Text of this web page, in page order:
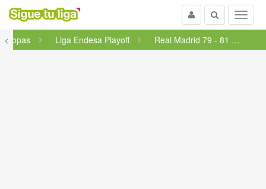
Menu
Buscar
Usuario
<Copas Liga Endesa Playoff Real Madrid 79 - 81 FC Barcelona